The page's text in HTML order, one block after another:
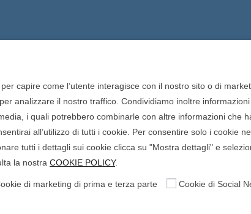
capire come l’utente interagisce con il nostro sito o di
analizzare il nostro traffico. Condividiamo inoltre
i quali potrebbero combinarle con altre informazioni che
all’utilizzo di tutti i cookie. Per consentire solo i cookie
tutti i dettagli sui cookie clicca su "Mostra dettagli" e
la nostra COOKIE POLICY.
di marketing di prima e terza parte Cookie di Social